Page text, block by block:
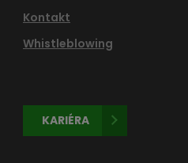
Kontakt
Whistleblowing
KARIÉRA